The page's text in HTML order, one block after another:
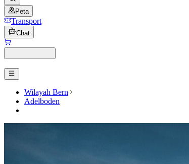
Peta
Transport
Chat
Wilayah Bern
Adelboden